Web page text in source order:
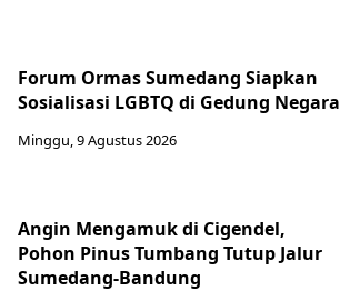
Forum Ormas Sumedang Siapkan
Sosialisasi LGBTQ di Gedung Negara
Minggu, 9 Agustus 2026
Angin Mengamuk di Cigendel,
Pohon Pinus Tumbang Tutup Jalur
Sumedang-Bandung